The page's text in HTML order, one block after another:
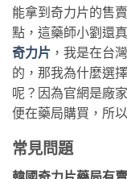
能拿到奇力片的售
點，這藥師小劉還
奇力片 ，我是在台
的，那我為什麼選
呢？因為官網是廠
便在藥局購買，所
常見問題